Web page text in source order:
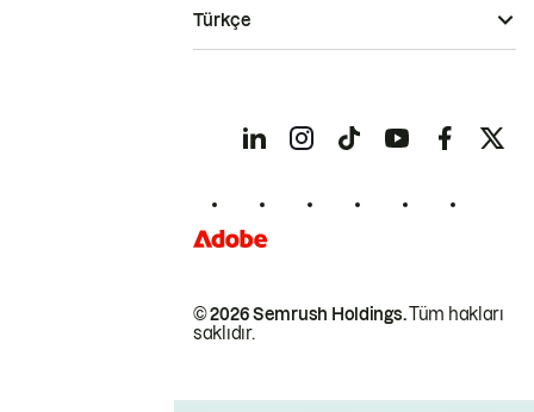
© 2026 Semrush Holdings.Tüm hakları
saklıdır.
Türkçe